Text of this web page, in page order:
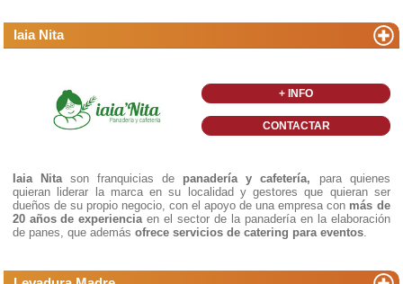
Iaia Nita
+ INFO
CONTACTAR
Iaia Nitason franquicias de panadería y cafetería, para quienes
quieran liderar la marca en su localidad y gestores que quieran ser
dueños de su propio negocio, con el apoyo de una empresa con más de
20 años de experienciaen el sector de la panadería en la elaboración
de panes, que además ofrece servicios de catering para eventos.